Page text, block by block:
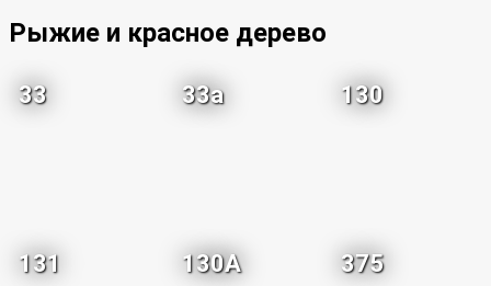
Рыжие и красное дерево
33 33a 130
131 130A 375